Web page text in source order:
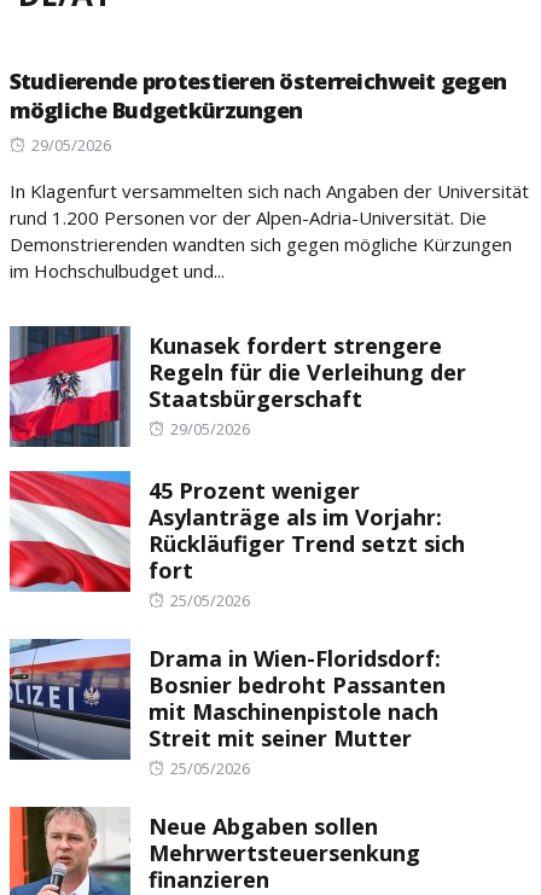
Studierende protestieren österreichweit gegen
mögliche Budgetkürzungen
Posted
29/05/2026
In Klagenfurt versammelten sich nach Angaben der Universität
rund 1.200 Personen vor der Alpen-Adria-Universität. Die
Demonstrierenden wandten sich gegen mögliche Kürzungen
im Hochschulbudget und...
Kunasek fordert strengere
Regeln für die Verleihung der
Staatsbürgerschaft
Posted
29/05/2026
45 Prozent weniger
Asylanträge als im Vorjahr:
Rückläufiger Trend setzt sich
fort
Posted
25/05/2026
Drama in Wien-Floridsdorf:
Bosnier bedroht Passanten
mit Maschinenpistole nach
Streit mit seiner Mutter
Posted
25/05/2026
Neue Abgaben sollen
Mehrwertsteuersenkung
finanzieren